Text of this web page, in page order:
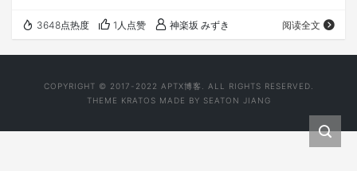
3648点热度 1人点赞 神楽坂 みずき 阅读全文
COPYRIGHT © 2017-2022 APTX博客
. ALL RIGHTS RESERVED.
THEME KRATOS MADE BY SEATON JIANG